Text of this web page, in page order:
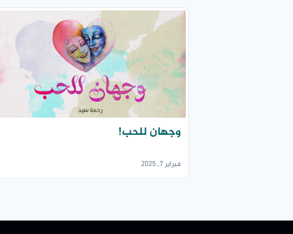
وجهان للحب!
فبراير 7, 2025